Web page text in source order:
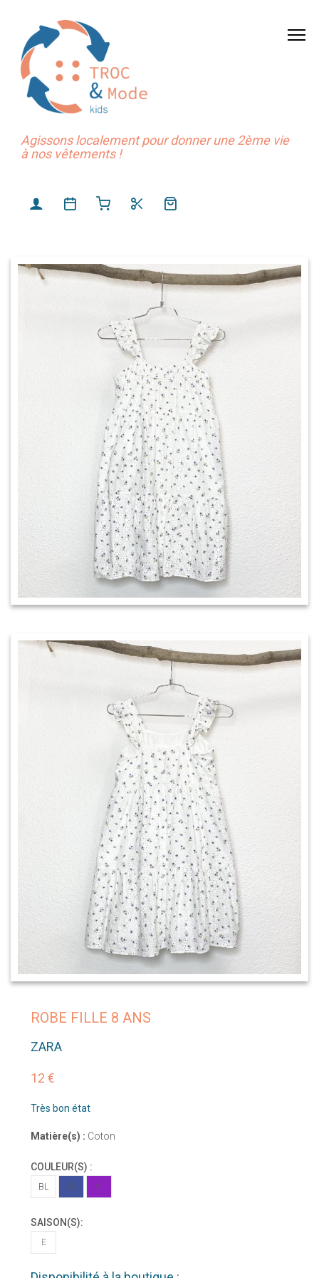
Agissons localement pour donner une 2ème vie
à nos vêtements !
ROBE FILLE 8 ANS
ZARA
12 €
Très bon état
Matière(s) : Coton
COULEUR(S) :
BL BL VI
SAISON(S):
E